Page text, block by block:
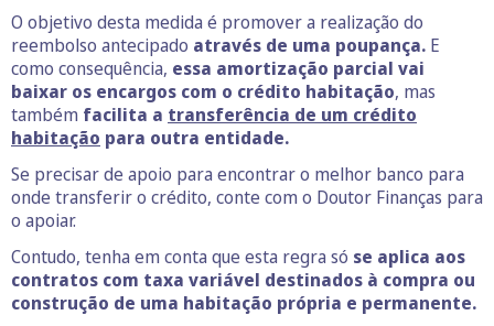
O objetivo desta medida é promover a realização do
reembolso antecipado através de uma poupança. E
como consequência, essa amortização parcial vai
baixar os encargos com o crédito habitação, mas
também facilita a transferência de um crédito
habitação para outra entidade.
Se precisar de apoio para encontrar o melhor banco para
onde transferir o crédito, conte com o Doutor Finanças para
o apoiar.
Contudo, tenha em conta que esta regra só se aplica aos
contratos com taxa variável destinados à compra ou
construção de uma habitação própria e permanente.